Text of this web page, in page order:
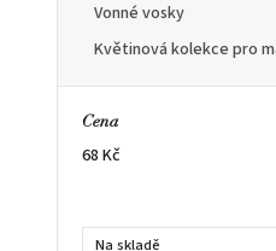
Vonné vosky
Květinová kolekce pro
Cena
68 Kč
Na skladě